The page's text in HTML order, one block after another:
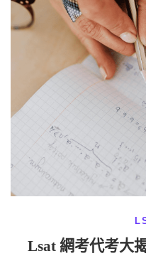
Lsat 網考代考大